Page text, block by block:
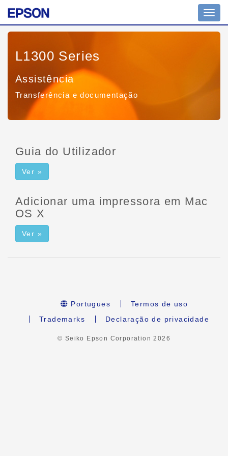
L1300 Series
Assistência
Transferência e documentação
Guia do Utilizador
Ver »
Adicionar uma impressora em Mac
OS X
Ver »
Portugues
Termos de uso
Trademarks
Declaração de privacidade
© Seiko Epson Corporation2026